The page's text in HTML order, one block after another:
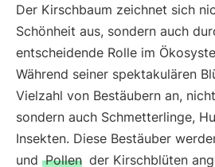
Der Kirschbaum zeichnet sich
Schönheit aus, sondern auch
entscheidende Rolle im
Während seiner spektakulären
Vielzahl von Bestäubern an,
sondern auch Schmetterlinge,
Insekten. Diese Bestäuber
und Pollen der Kirschblüten